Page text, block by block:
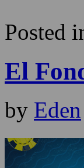
Posted
El
by Eden